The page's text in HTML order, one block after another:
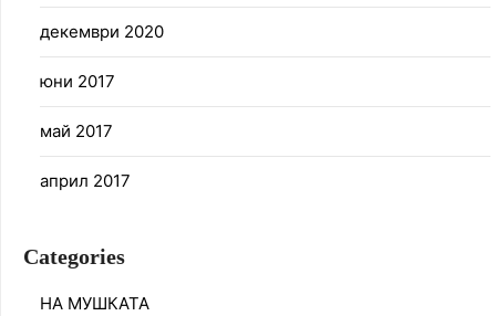
декември 2020
юни 2017
май 2017
април 2017
Categories
НА МУШКАТА